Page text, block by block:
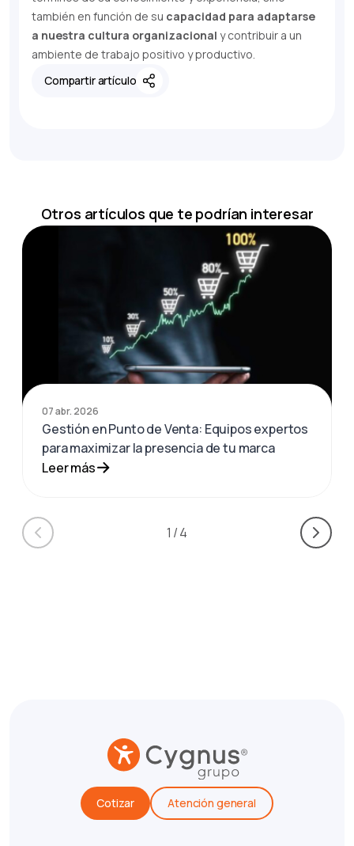
también en función de su capacidad para adaptarse
a nuestra cultura organizacional y contribuir a un
ambiente de trabajo positivo y productivo.
Compartir artículo
Otros artículos que te podrían interesar
07 abr. 2026
Gestión en Punto de Venta: Equipos expertos
para maximizar la presencia de tu marca
Leer más
1 /4
Cotizar Atención general